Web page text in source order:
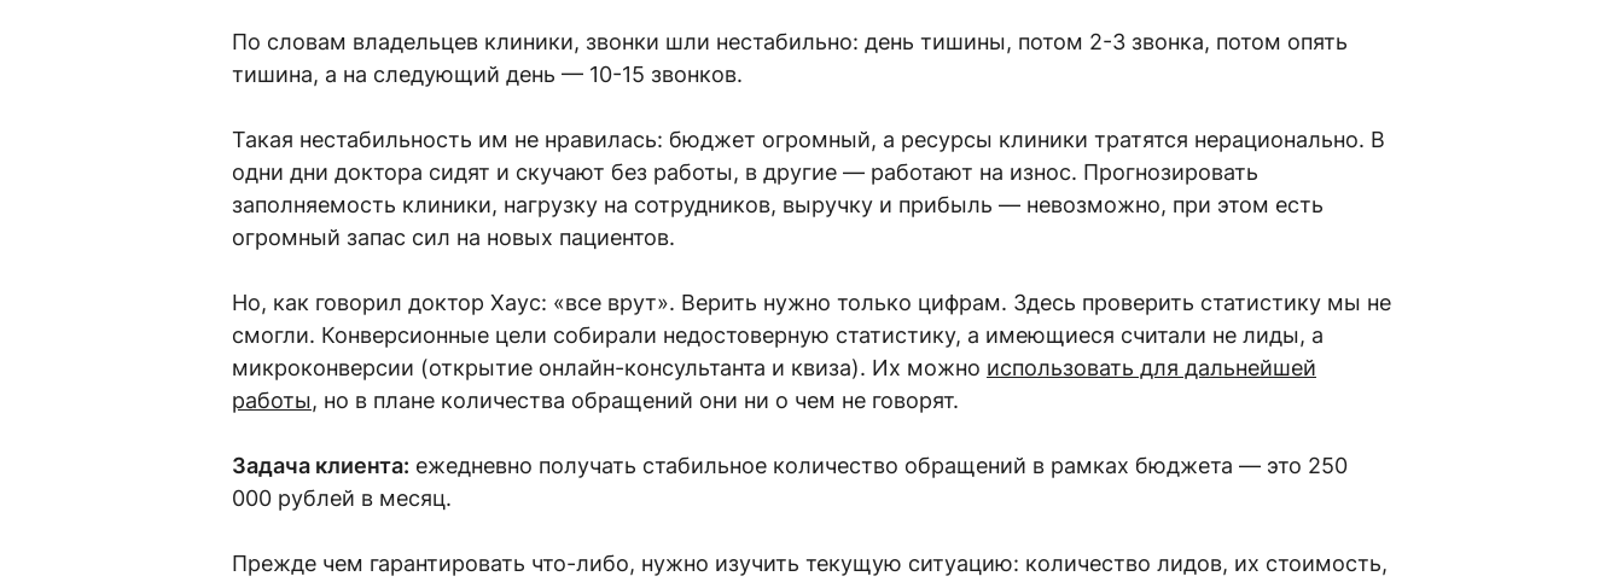
По словам владельцев клиники, звонки шли нестабильно: день тишины, потом 2-3 звонка, потом опять
тишина, а на следующий день — 10-15 звонков.
Такая нестабильность им не нравилась: бюджет огромный, а ресурсы клиники тратятся нерационально. В
одни дни доктора сидят и скучают без работы, в другие — работают на износ. Прогнозировать
заполняемость клиники, нагрузку на сотрудников, выручку и прибыль — невозможно, при этом есть
огромный запас сил на новых пациентов.
Но, как говорил доктор Хаус: «все врут». Верить нужно только цифрам. Здесь проверить статистику мы не
смогли. Конверсионные цели собирали недостоверную статистику, а имеющиеся считали не лиды, а
микроконверсии (открытие онлайн-консультанта и квиза). Их можно использовать для дальнейшей
работы, но в плане количества обращений они ни о чем не говорят.
Задача клиента: ежедневно получать стабильное количество обращений в рамках бюджета — это 250
000 рублей в месяц.
Прежде чем гарантировать что-либо, нужно изучить текущую ситуацию: количество лидов, их стоимость,